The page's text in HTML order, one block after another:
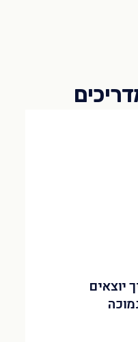
יוצאים